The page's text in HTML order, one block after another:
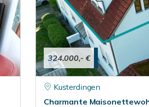
324.000,- €
Kusterdingen
Charmante